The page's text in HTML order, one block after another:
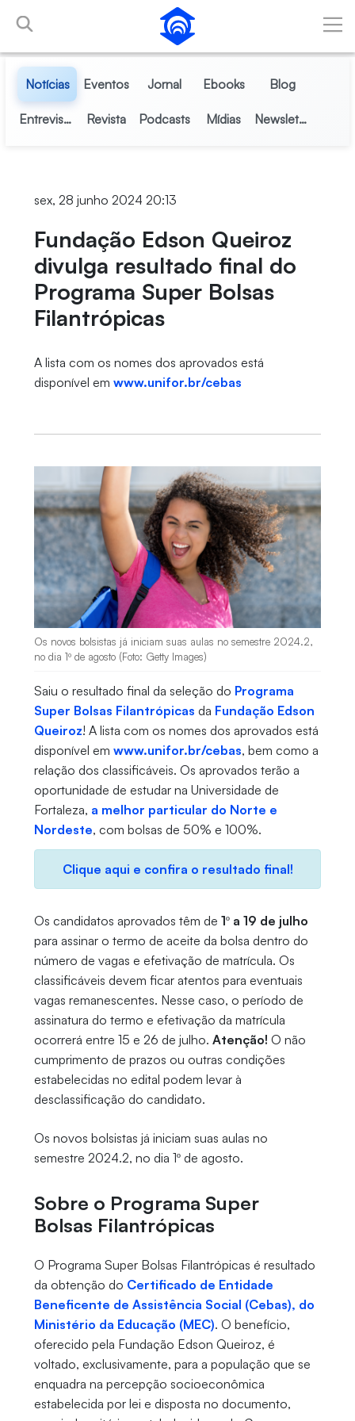
Pular para o Conteúdo principal
Notícias Eventos Jornal Ebooks Blog
Entrevistas Revista Podcasts Mídias Newsletter
sex, 28 junho 2024 20:13
Fundação Edson Queiroz
divulga resultado final do
Programa Super Bolsas
Filantrópicas
A lista com os nomes dos aprovados está
disponível em www.unifor.br/cebas
Os novos bolsistas já iniciam suas aulas no semestre 2024.2,
no dia 1º de agosto (Foto: Getty Images)
Saiu o resultado final da seleção do Programa
Super Bolsas Filantrópicas da Fundação Edson
Queiroz! A lista com os nomes dos aprovados está
disponível em www.unifor.br/cebas, bem como a
relação dos classificáveis. Os aprovados terão a
oportunidade de estudar na Universidade de
Fortaleza, a melhor particular do Norte e
Nordeste, com bolsas de 50% e 100%.
Clique aqui e confira o resultado final!
Os candidatos aprovados têm de 1º a 19 de julho
para assinar o termo de aceite da bolsa dentro do
número de vagas e efetivação de matrícula. Os
classificáveis devem ficar atentos para eventuais
vagas remanescentes. Nesse caso, o período de
assinatura do termo e efetivação da matrícula
ocorrerá entre 15 e 26 de julho. Atenção! O não
cumprimento de prazos ou outras condições
estabelecidas no edital podem levar à
desclassificação do candidato.
Os novos bolsistas já iniciam suas aulas no
semestre 2024.2, no dia 1º de agosto.
Sobre o Programa Super
Bolsas Filantrópicas
O Programa Super Bolsas Filantrópicas é resultado
da obtenção do Certificado de Entidade
Beneficente de Assistência Social (Cebas), do
Ministério da Educação (MEC). O benefício,
oferecido pela Fundação Edson Queiroz, é
voltado, exclusivamente, para a população que se
enquadra na percepção socioeconômica
estabelecida por lei e disposta no documento,